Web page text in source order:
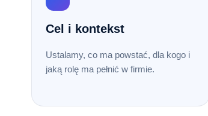
Cel i kontekst
Ustalamy, co ma powstać, dla kogo i
jaką rolę ma pełnić w firmie.